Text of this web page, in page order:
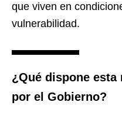
que viven en
vulnerabilidad.
¿Qué dispone esta
por el Gobierno?